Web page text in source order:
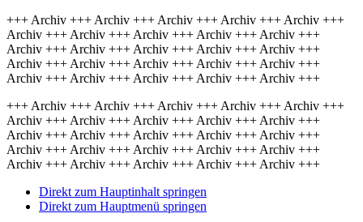
+++ Archiv +++ Archiv +++ Archiv +++ Archiv +++ Archiv +++
Archiv +++ Archiv +++ Archiv +++ Archiv +++ Archiv +++
Archiv +++ Archiv +++ Archiv +++ Archiv +++ Archiv +++
Archiv +++ Archiv +++ Archiv +++ Archiv +++ Archiv +++
Archiv +++ Archiv +++ Archiv +++ Archiv +++ Archiv +++
+++ Archiv +++ Archiv +++ Archiv +++ Archiv +++ Archiv +++
Archiv +++ Archiv +++ Archiv +++ Archiv +++ Archiv +++
Archiv +++ Archiv +++ Archiv +++ Archiv +++ Archiv +++
Archiv +++ Archiv +++ Archiv +++ Archiv +++ Archiv +++
Archiv +++ Archiv +++ Archiv +++ Archiv +++ Archiv +++
Direkt zum Hauptinhalt springen
Direkt zum Hauptmenü springen